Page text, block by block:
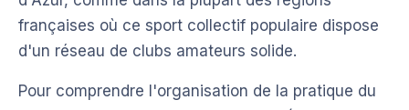
françaises où ce sport collectif populaire dispose
d'un réseau de clubs amateurs solide.
Pour comprendre l'organisation de la pratique du